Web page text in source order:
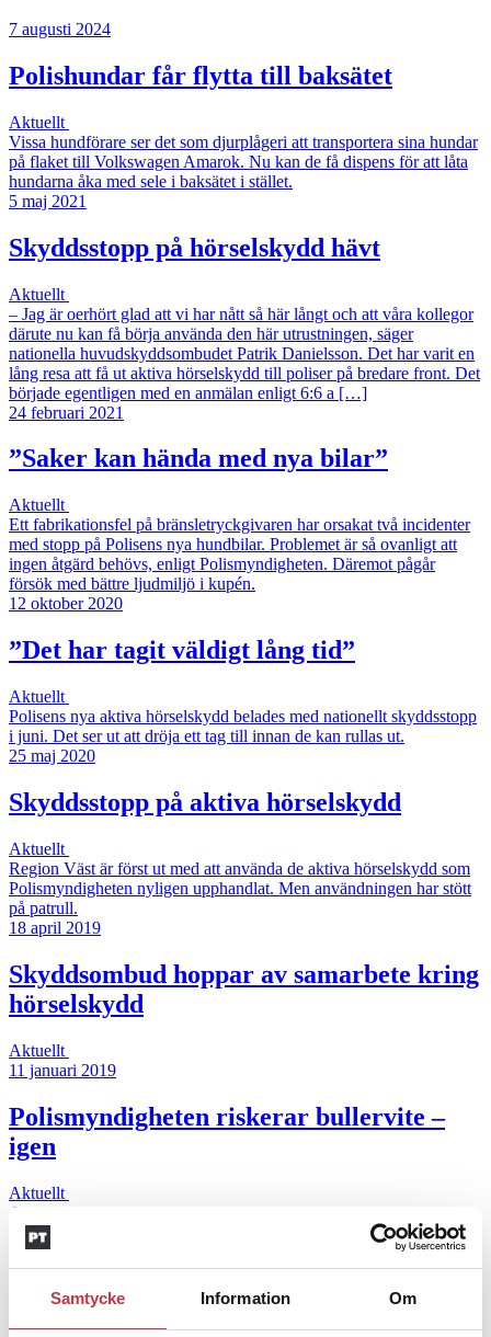
Samtycke Information Om
7 augusti 2024
Polishundar får flytta till baksätet
Aktuellt
Vissa hundförare ser det som djurplågeri att transportera sina hundar
på flaket till Volkswagen Amarok. Nu kan de få dispens för att låta
hundarna åka med sele i baksätet i stället.
5 maj 2021
Skyddsstopp på hörselskydd hävt
Aktuellt
– Jag är oerhört glad att vi har nått så här långt och att våra kollegor
därute nu kan få börja använda den här utrustningen, säger
nationella huvudskyddsombudet Patrik Danielsson. Det har varit en
lång resa att få ut aktiva hörselskydd till poliser på bredare front. Det
började egentligen med en anmälan enligt 6:6 a […]
24 februari 2021
”Saker kan hända med nya bilar”
Aktuellt
Ett fabrikationsfel på bränsletryckgivaren har orsakat två incidenter
med stopp på Polisens nya hundbilar. Problemet är så ovanligt att
ingen åtgärd behövs, enligt Polismyndigheten. Däremot pågår
försök med bättre ljudmiljö i kupén.
12 oktober 2020
”Det har tagit väldigt lång tid”
Aktuellt
Polisens nya aktiva hörselskydd belades med nationellt skyddsstopp
i juni. Det ser ut att dröja ett tag till innan de kan rullas ut.
25 maj 2020
Skyddsstopp på aktiva hörselskydd
Aktuellt
Region Väst är först ut med att använda de aktiva hörselskydd som
Polismyndigheten nyligen upphandlat. Men användningen har stött
på patrull.
18 april 2019
Skyddsombud hoppar av samarbete kring
hörselskydd
Aktuellt
11 januari 2019
Polismyndigheten riskerar bullervite –
igen
Aktuellt
Arbetsmiljöverket är fortfarande inte nöjda med hur
Polismyndigheten hanterar frågan om buller i polisernas arbetsmiljö.
Nu flaggar de för att det kan bli fråga om ett nytt vitesföreläggande.
23 oktober 2018